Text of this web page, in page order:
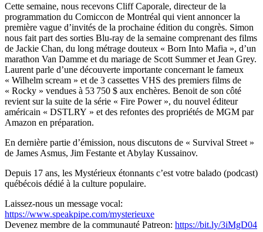
Cette semaine, nous recevons Cliff Caporale, directeur de la
programmation du Comiccon de Montréal qui vient annoncer la
première vague d’invités de la prochaine édition du congrès. Simon
nous fait part des sorties Blu-ray de la semaine comprenant des films
de Jackie Chan, du long métrage douteux « Born Into Mafia », d’un
marathon Van Damme et du mariage de Scott Summer et Jean Grey.
Laurent parle d’une découverte importante concernant le fameux
« Wilhelm scream » et de 3 cassettes VHS des premiers films de
« Rocky » vendues à 53 750 $ aux enchères. Benoit de son côté
revient sur la suite de la série « Fire Power », du nouvel éditeur
américain « DSTLRY » et des refontes des propriétés de MGM par
Amazon en préparation.
En dernière partie d’émission, nous discutons de « Survival Street »
de James Asmus, Jim Festante et Abylay Kussainov.
Depuis 17 ans, les Mystérieux étonnants c’est votre balado (podcast)
québécois dédié à la culture populaire.
Laissez-nous un message vocal:
https://www.speakpipe.com/mysterieuxe
Devenez membre de la communauté Patreon: https://bit.ly/3iMgD04